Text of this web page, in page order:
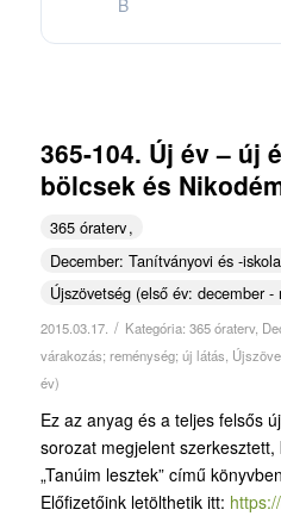
B
365-104. Új év – új
bölcsek és
365 óraterv
December: Tanítványovi és -
Újszövetség (első év: december -
2015.03.17. / Kategória: 365 óraterv,
várakozás; reménység; új látás
év)
Ez az anyag és a teljes felsős
sorozat megjelent
„Tanúim lesztek” című
Előfizetőink letölthetik itt: